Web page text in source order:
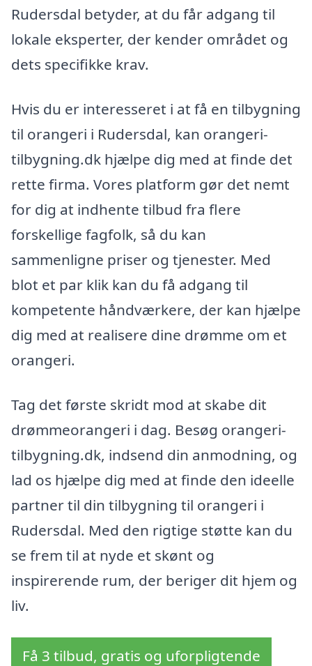
Rudersdal betyder, at du får adgang til
lokale eksperter, der kender området og
dets specifikke krav.
Hvis du er interesseret i at få en tilbygning
til orangeri i Rudersdal, kan orangeri-
tilbygning.dk hjælpe dig med at finde det
rette firma. Vores platform gør det nemt
for dig at indhente tilbud fra flere
forskellige fagfolk, så du kan
sammenligne priser og tjenester. Med
blot et par klik kan du få adgang til
kompetente håndværkere, der kan hjælpe
dig med at realisere dine drømme om et
orangeri.
Tag det første skridt mod at skabe dit
drømmeorangeri i dag. Besøg orangeri-
tilbygning.dk, indsend din anmodning, og
lad os hjælpe dig med at finde den ideelle
partner til din tilbygning til orangeri i
Rudersdal. Med den rigtige støtte kan du
se frem til at nyde et skønt og
inspirerende rum, der beriger dit hjem og
liv.
Få 3 tilbud, gratis og uforpligtende